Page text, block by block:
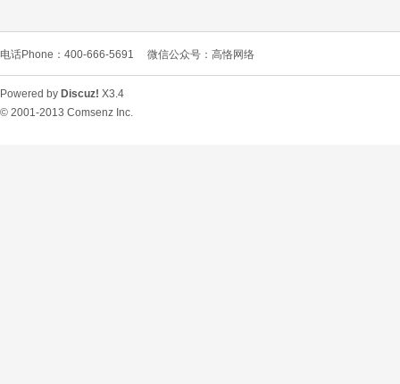
电话Phone：400-666-5691 微信公众号：高恪网络
Powered by Discuz! X3.4
© 2001-2013 Comsenz Inc.